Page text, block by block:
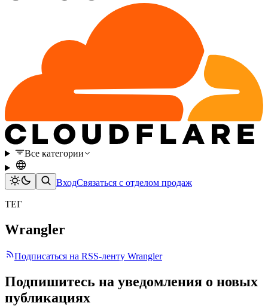
Все категории
ВходСвязаться с отделом продаж
ТЕГ
Wrangler
Подписаться на RSS-ленту Wrangler
Подпишитесь на уведомления о новых
публикациях